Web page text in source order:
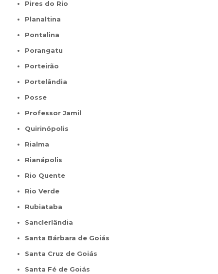
Pires do Rio
Planaltina
Pontalina
Porangatu
Porteirão
Portelândia
Posse
Professor Jamil
Quirinópolis
Rialma
Rianápolis
Rio Quente
Rio Verde
Rubiataba
Sanclerlândia
Santa Bárbara de Goiás
Santa Cruz de Goiás
Santa Fé de Goiás